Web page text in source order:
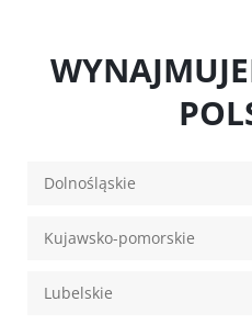
Dolnośląskie
Kujawsko-pomorskie
Lubelskie